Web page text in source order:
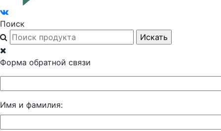
Поиск
Форма обратной связи
Имя и фамилия: